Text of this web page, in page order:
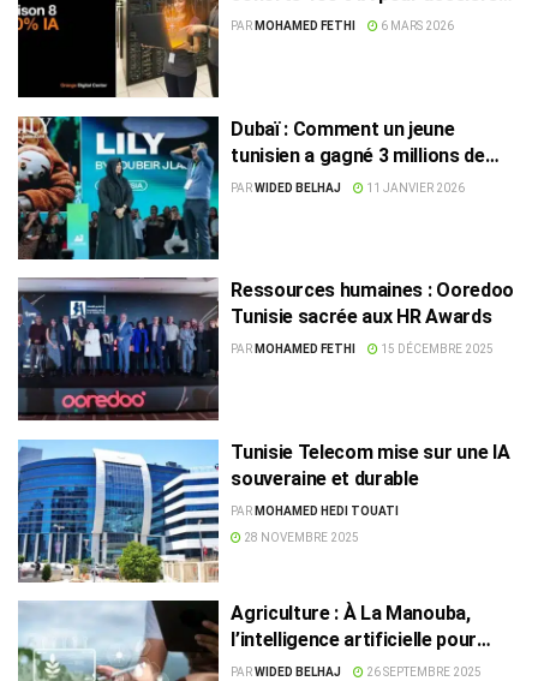
les start-up innovantes
PAR MOHAMED FETHI 6 MARS 2026
Dubaï : Comment un jeune
tunisien a gagné 3 millions de
dinars grâce à un film IA
PARWIDED BELHAJ 11 JANVIER 2026
Ressources humaines : Ooredoo
Tunisie sacrée aux HR Awards
PAR MOHAMED FETHI 15 DÉCEMBRE 2025
Tunisie Telecom mise sur une IA
souveraine et durable
PAR MOHAMED HEDI TOUATI
28 NOVEMBRE 2025
Agriculture : À La Manouba,
l’intelligence artificielle pour
préserver l’eau
PARWIDED BELHAJ 26 SEPTEMBRE 2025